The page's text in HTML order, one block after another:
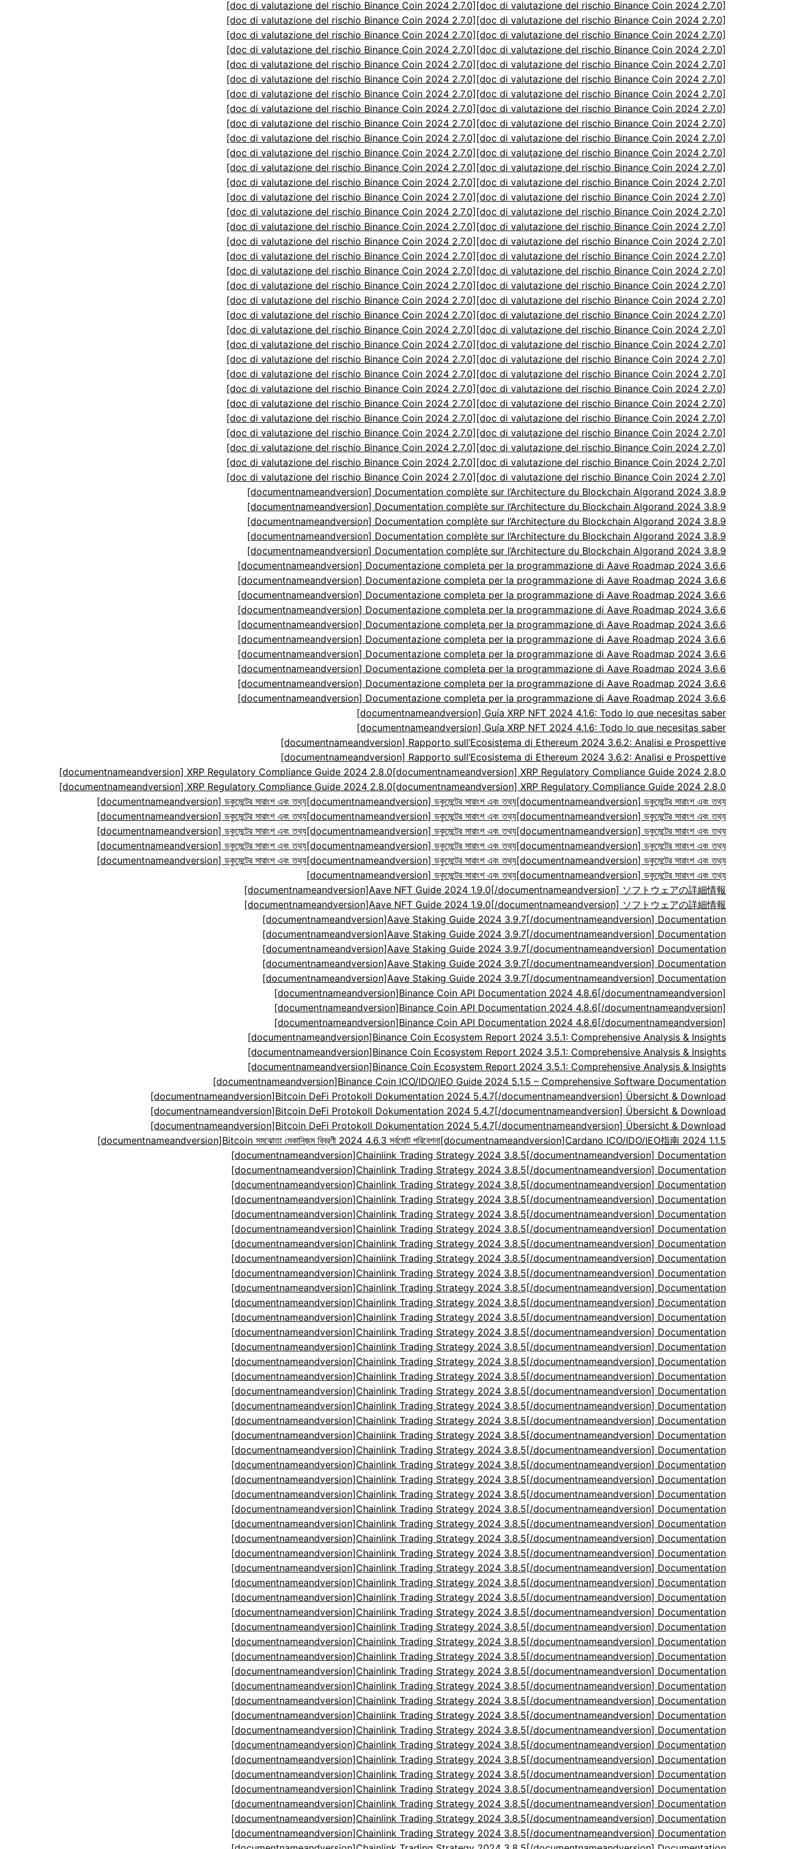
[doc di valutazione del rischio Binance Coin 2024 2.7.0] [doc di valutazione del rischio Binance Coin 2024 2.7.0]
[doc di valutazione del rischio Binance Coin 2024 2.7.0] [doc di valutazione del rischio Binance Coin 2024 2.7.0]
[doc di valutazione del rischio Binance Coin 2024 2.7.0] [doc di valutazione del rischio Binance Coin 2024 2.7.0]
[doc di valutazione del rischio Binance Coin 2024 2.7.0] [doc di valutazione del rischio Binance Coin 2024 2.7.0]
[doc di valutazione del rischio Binance Coin 2024 2.7.0] [doc di valutazione del rischio Binance Coin 2024 2.7.0]
[doc di valutazione del rischio Binance Coin 2024 2.7.0] [doc di valutazione del rischio Binance Coin 2024 2.7.0]
[doc di valutazione del rischio Binance Coin 2024 2.7.0] [doc di valutazione del rischio Binance Coin 2024 2.7.0]
[doc di valutazione del rischio Binance Coin 2024 2.7.0] [doc di valutazione del rischio Binance Coin 2024 2.7.0]
[doc di valutazione del rischio Binance Coin 2024 2.7.0] [doc di valutazione del rischio Binance Coin 2024 2.7.0]
[doc di valutazione del rischio Binance Coin 2024 2.7.0] [doc di valutazione del rischio Binance Coin 2024 2.7.0]
[doc di valutazione del rischio Binance Coin 2024 2.7.0] [doc di valutazione del rischio Binance Coin 2024 2.7.0]
[doc di valutazione del rischio Binance Coin 2024 2.7.0] [doc di valutazione del rischio Binance Coin 2024 2.7.0]
[doc di valutazione del rischio Binance Coin 2024 2.7.0] [doc di valutazione del rischio Binance Coin 2024 2.7.0]
[doc di valutazione del rischio Binance Coin 2024 2.7.0] [doc di valutazione del rischio Binance Coin 2024 2.7.0]
[doc di valutazione del rischio Binance Coin 2024 2.7.0] [doc di valutazione del rischio Binance Coin 2024 2.7.0]
[doc di valutazione del rischio Binance Coin 2024 2.7.0] [doc di valutazione del rischio Binance Coin 2024 2.7.0]
[doc di valutazione del rischio Binance Coin 2024 2.7.0] [doc di valutazione del rischio Binance Coin 2024 2.7.0]
[doc di valutazione del rischio Binance Coin 2024 2.7.0] [doc di valutazione del rischio Binance Coin 2024 2.7.0]
[doc di valutazione del rischio Binance Coin 2024 2.7.0] [doc di valutazione del rischio Binance Coin 2024 2.7.0]
[doc di valutazione del rischio Binance Coin 2024 2.7.0] [doc di valutazione del rischio Binance Coin 2024 2.7.0]
[doc di valutazione del rischio Binance Coin 2024 2.7.0] [doc di valutazione del rischio Binance Coin 2024 2.7.0]
[doc di valutazione del rischio Binance Coin 2024 2.7.0] [doc di valutazione del rischio Binance Coin 2024 2.7.0]
[doc di valutazione del rischio Binance Coin 2024 2.7.0] [doc di valutazione del rischio Binance Coin 2024 2.7.0]
[doc di valutazione del rischio Binance Coin 2024 2.7.0] [doc di valutazione del rischio Binance Coin 2024 2.7.0]
[doc di valutazione del rischio Binance Coin 2024 2.7.0] [doc di valutazione del rischio Binance Coin 2024 2.7.0]
[doc di valutazione del rischio Binance Coin 2024 2.7.0] [doc di valutazione del rischio Binance Coin 2024 2.7.0]
[doc di valutazione del rischio Binance Coin 2024 2.7.0] [doc di valutazione del rischio Binance Coin 2024 2.7.0]
[doc di valutazione del rischio Binance Coin 2024 2.7.0] [doc di valutazione del rischio Binance Coin 2024 2.7.0]
[doc di valutazione del rischio Binance Coin 2024 2.7.0] [doc di valutazione del rischio Binance Coin 2024 2.7.0]
[doc di valutazione del rischio Binance Coin 2024 2.7.0] [doc di valutazione del rischio Binance Coin 2024 2.7.0]
[doc di valutazione del rischio Binance Coin 2024 2.7.0] [doc di valutazione del rischio Binance Coin 2024 2.7.0]
[doc di valutazione del rischio Binance Coin 2024 2.7.0] [doc di valutazione del rischio Binance Coin 2024 2.7.0]
[doc di valutazione del rischio Binance Coin 2024 2.7.0] [doc di valutazione del rischio Binance Coin 2024 2.7.0]
[documentnameandversion] Documentation complète sur l’Architecture du Blockchain Algorand 2024 3.8.9
[documentnameandversion] Documentation complète sur l’Architecture du Blockchain Algorand 2024 3.8.9
[documentnameandversion] Documentation complète sur l’Architecture du Blockchain Algorand 2024 3.8.9
[documentnameandversion] Documentation complète sur l’Architecture du Blockchain Algorand 2024 3.8.9
[documentnameandversion] Documentation complète sur l’Architecture du Blockchain Algorand 2024 3.8.9
[documentnameandversion] Documentazione completa per la programmazione di Aave Roadmap 2024 3.6.6
[documentnameandversion] Documentazione completa per la programmazione di Aave Roadmap 2024 3.6.6
[documentnameandversion] Documentazione completa per la programmazione di Aave Roadmap 2024 3.6.6
[documentnameandversion] Documentazione completa per la programmazione di Aave Roadmap 2024 3.6.6
[documentnameandversion] Documentazione completa per la programmazione di Aave Roadmap 2024 3.6.6
[documentnameandversion] Documentazione completa per la programmazione di Aave Roadmap 2024 3.6.6
[documentnameandversion] Documentazione completa per la programmazione di Aave Roadmap 2024 3.6.6
[documentnameandversion] Documentazione completa per la programmazione di Aave Roadmap 2024 3.6.6
[documentnameandversion] Documentazione completa per la programmazione di Aave Roadmap 2024 3.6.6
[documentnameandversion] Documentazione completa per la programmazione di Aave Roadmap 2024 3.6.6
[documentnameandversion] Guía XRP NFT 2024 4.1.6: Todo lo que necesitas saber
[documentnameandversion] Guía XRP NFT 2024 4.1.6: Todo lo que necesitas saber
[documentnameandversion] Rapporto sull’Ecosistema di Ethereum 2024 3.6.2: Analisi e Prospettive
[documentnameandversion] Rapporto sull’Ecosistema di Ethereum 2024 3.6.2: Analisi e Prospettive
[documentnameandversion] XRP Regulatory Compliance Guide 2024 2.8.0[documentnameandversion] XRP Regulatory Compliance Guide 2024 2.8.0
[documentnameandversion] XRP Regulatory Compliance Guide 2024 2.8.0[documentnameandversion] XRP Regulatory Compliance Guide 2024 2.8.0
[documentnameandversion] ডকুমেন্টের সারাংশ এবং তথ্য[documentnameandversion] ডকুমেন্টের সারাংশ এবং তথ্য[documentnameandversion] ডকুমেন্টের সারাংশ এবং তথ্য
[documentnameandversion] ডকুমেন্টের সারাংশ এবং তথ্য[documentnameandversion] ডকুমেন্টের সারাংশ এবং তথ্য[documentnameandversion] ডকুমেন্টের সারাংশ এবং তথ্য
[documentnameandversion] ডকুমেন্টের সারাংশ এবং তথ্য[documentnameandversion] ডকুমেন্টের সারাংশ এবং তথ্য[documentnameandversion] ডকুমেন্টের সারাংশ এবং তথ্য
[documentnameandversion] ডকুমেন্টের সারাংশ এবং তথ্য[documentnameandversion] ডকুমেন্টের সারাংশ এবং তথ্য[documentnameandversion] ডকুমেন্টের সারাংশ এবং তথ্য
[documentnameandversion] ডকুমেন্টের সারাংশ এবং তথ্য[documentnameandversion] ডকুমেন্টের সারাংশ এবং তথ্য[documentnameandversion] ডকুমেন্টের সারাংশ এবং তথ্য
[documentnameandversion] ডকুমেন্টের সারাংশ এবং তথ্য[documentnameandversion] ডকুমেন্টের সারাংশ এবং তথ্য
[documentnameandversion]Aave NFT Guide 2024 1.9.0[/documentnameandversion] ソフトウェアの詳細情報
[documentnameandversion]Aave NFT Guide 2024 1.9.0[/documentnameandversion] ソフトウェアの詳細情報
[documentnameandversion]Aave Staking Guide 2024 3.9.7[/documentnameandversion] Documentation
[documentnameandversion]Aave Staking Guide 2024 3.9.7[/documentnameandversion] Documentation
[documentnameandversion]Aave Staking Guide 2024 3.9.7[/documentnameandversion] Documentation
[documentnameandversion]Aave Staking Guide 2024 3.9.7[/documentnameandversion] Documentation
[documentnameandversion]Aave Staking Guide 2024 3.9.7[/documentnameandversion] Documentation
[documentnameandversion]Binance Coin API Documentation 2024 4.8.6[/documentnameandversion]
[documentnameandversion]Binance Coin API Documentation 2024 4.8.6[/documentnameandversion]
[documentnameandversion]Binance Coin API Documentation 2024 4.8.6[/documentnameandversion]
[documentnameandversion]Binance Coin Ecosystem Report 2024 3.5.1: Comprehensive Analysis & Insights
[documentnameandversion]Binance Coin Ecosystem Report 2024 3.5.1: Comprehensive Analysis & Insights
[documentnameandversion]Binance Coin Ecosystem Report 2024 3.5.1: Comprehensive Analysis & Insights
[documentnameandversion]Binance Coin ICO/IDO/IEO Guide 2024 5.1.5 – Comprehensive Software Documentation
[documentnameandversion]Bitcoin DeFi Protokoll Dokumentation 2024 5.4.7[/documentnameandversion] Übersicht & Download
[documentnameandversion]Bitcoin DeFi Protokoll Dokumentation 2024 5.4.7[/documentnameandversion] Übersicht & Download
[documentnameandversion]Bitcoin DeFi Protokoll Dokumentation 2024 5.4.7[/documentnameandversion] Übersicht & Download
[documentnameandversion]Bitcoin সমঝোতা মেকানিজ়ম বিব্রণী 2024 4.6.3 সর্বমোট পরিবেশনা[documentnameandversion]Cardano ICO/IDO/IEO指南 2024 1.1.5
[documentnameandversion]Chainlink Trading Strategy 2024 3.8.5[/documentnameandversion] Documentation
[documentnameandversion]Chainlink Trading Strategy 2024 3.8.5[/documentnameandversion] Documentation
[documentnameandversion]Chainlink Trading Strategy 2024 3.8.5[/documentnameandversion] Documentation
[documentnameandversion]Chainlink Trading Strategy 2024 3.8.5[/documentnameandversion] Documentation
[documentnameandversion]Chainlink Trading Strategy 2024 3.8.5[/documentnameandversion] Documentation
[documentnameandversion]Chainlink Trading Strategy 2024 3.8.5[/documentnameandversion] Documentation
[documentnameandversion]Chainlink Trading Strategy 2024 3.8.5[/documentnameandversion] Documentation
[documentnameandversion]Chainlink Trading Strategy 2024 3.8.5[/documentnameandversion] Documentation
[documentnameandversion]Chainlink Trading Strategy 2024 3.8.5[/documentnameandversion] Documentation
[documentnameandversion]Chainlink Trading Strategy 2024 3.8.5[/documentnameandversion] Documentation
[documentnameandversion]Chainlink Trading Strategy 2024 3.8.5[/documentnameandversion] Documentation
[documentnameandversion]Chainlink Trading Strategy 2024 3.8.5[/documentnameandversion] Documentation
[documentnameandversion]Chainlink Trading Strategy 2024 3.8.5[/documentnameandversion] Documentation
[documentnameandversion]Chainlink Trading Strategy 2024 3.8.5[/documentnameandversion] Documentation
[documentnameandversion]Chainlink Trading Strategy 2024 3.8.5[/documentnameandversion] Documentation
[documentnameandversion]Chainlink Trading Strategy 2024 3.8.5[/documentnameandversion] Documentation
[documentnameandversion]Chainlink Trading Strategy 2024 3.8.5[/documentnameandversion] Documentation
[documentnameandversion]Chainlink Trading Strategy 2024 3.8.5[/documentnameandversion] Documentation
[documentnameandversion]Chainlink Trading Strategy 2024 3.8.5[/documentnameandversion] Documentation
[documentnameandversion]Chainlink Trading Strategy 2024 3.8.5[/documentnameandversion] Documentation
[documentnameandversion]Chainlink Trading Strategy 2024 3.8.5[/documentnameandversion] Documentation
[documentnameandversion]Chainlink Trading Strategy 2024 3.8.5[/documentnameandversion] Documentation
[documentnameandversion]Chainlink Trading Strategy 2024 3.8.5[/documentnameandversion] Documentation
[documentnameandversion]Chainlink Trading Strategy 2024 3.8.5[/documentnameandversion] Documentation
[documentnameandversion]Chainlink Trading Strategy 2024 3.8.5[/documentnameandversion] Documentation
[documentnameandversion]Chainlink Trading Strategy 2024 3.8.5[/documentnameandversion] Documentation
[documentnameandversion]Chainlink Trading Strategy 2024 3.8.5[/documentnameandversion] Documentation
[documentnameandversion]Chainlink Trading Strategy 2024 3.8.5[/documentnameandversion] Documentation
[documentnameandversion]Chainlink Trading Strategy 2024 3.8.5[/documentnameandversion] Documentation
[documentnameandversion]Chainlink Trading Strategy 2024 3.8.5[/documentnameandversion] Documentation
[documentnameandversion]Chainlink Trading Strategy 2024 3.8.5[/documentnameandversion] Documentation
[documentnameandversion]Chainlink Trading Strategy 2024 3.8.5[/documentnameandversion] Documentation
[documentnameandversion]Chainlink Trading Strategy 2024 3.8.5[/documentnameandversion] Documentation
[documentnameandversion]Chainlink Trading Strategy 2024 3.8.5[/documentnameandversion] Documentation
[documentnameandversion]Chainlink Trading Strategy 2024 3.8.5[/documentnameandversion] Documentation
[documentnameandversion]Chainlink Trading Strategy 2024 3.8.5[/documentnameandversion] Documentation
[documentnameandversion]Chainlink Trading Strategy 2024 3.8.5[/documentnameandversion] Documentation
[documentnameandversion]Chainlink Trading Strategy 2024 3.8.5[/documentnameandversion] Documentation
[documentnameandversion]Chainlink Trading Strategy 2024 3.8.5[/documentnameandversion] Documentation
[documentnameandversion]Chainlink Trading Strategy 2024 3.8.5[/documentnameandversion] Documentation
[documentnameandversion]Chainlink Trading Strategy 2024 3.8.5[/documentnameandversion] Documentation
[documentnameandversion]Chainlink Trading Strategy 2024 3.8.5[/documentnameandversion] Documentation
[documentnameandversion]Chainlink Trading Strategy 2024 3.8.5[/documentnameandversion] Documentation
[documentnameandversion]Chainlink Trading Strategy 2024 3.8.5[/documentnameandversion] Documentation
[documentnameandversion]Chainlink Trading Strategy 2024 3.8.5[/documentnameandversion] Documentation
[documentnameandversion]Chainlink Trading Strategy 2024 3.8.5[/documentnameandversion] Documentation
[documentnameandversion]Chainlink Trading Strategy 2024 3.8.5[/documentnameandversion] Documentation